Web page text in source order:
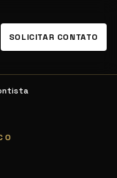
SOLICITAR CONTATO